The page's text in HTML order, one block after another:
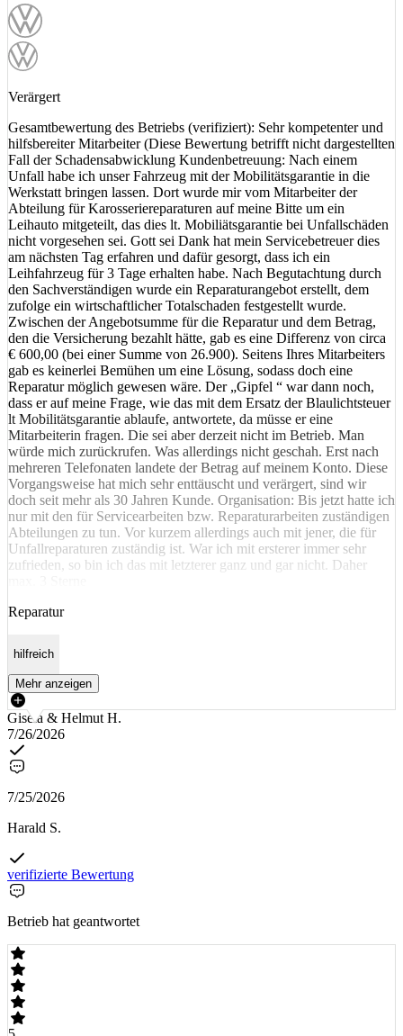
Verärgert
Gesamtbewertung des Betriebs (verifiziert): Sehr kompetenter und
hilfsbereiter Mitarbeiter (Diese Bewertung betrifft nicht dargestellten
Fall der Schadensabwicklung Kundenbetreuung: Nach einem
Unfall habe ich unser Fahrzeug mit der Mobilitätsgarantie in die
Werkstatt bringen lassen. Dort wurde mir vom Mitarbeiter der
Abteilung für Karosseriereparaturen auf meine Bitte um ein
Leihauto mitgeteilt, das dies lt. Mobiliätsgarantie bei Unfallschäden
nicht vorgesehen sei. Gott sei Dank hat mein Servicebetreuer dies
am nächsten Tag erfahren und dafür gesorgt, dass ich ein
Leihfahrzeug für 3 Tage erhalten habe. Nach Begutachtung durch
den Sachverständigen wurde ein Reparaturangebot erstellt, dem
zufolge ein wirtschaftlicher Totalschaden festgestellt wurde.
Zwischen der Angebotsumme für die Reparatur und dem Betrag,
den die Versicherung bezahlt hätte, gab es eine Differenz von circa
€ 600,00 (bei einer Summe von 26.900). Seitens Ihres Mitarbeiters
gab es keinerlei Bemühen um eine Lösung, sodass doch eine
Reparatur möglich gewesen wäre. Der „Gipfel “ war dann noch,
dass er auf meine Frage, wie das mit dem Ersatz der Blaulichtsteuer
lt Mobilitätsgarantie ablaufe, antwortete, da müsse er eine
Mitarbeiterin fragen. Die sei aber derzeit nicht im Betrieb. Man
würde mich zurückrufen. Was allerdings nicht geschah. Erst nach
mehreren Telefonaten landete der Betrag auf meinem Konto. Diese
Vorgangsweise hat mich sehr enttäuscht und verärgert, sind wir
doch seit mehr als 30 Jahren Kunde. Organisation: Bis jetzt hatte ich
nur mit den für Servicearbeiten bzw. Reparaturarbeiten zuständigen
Abteilungen zu tun. Vor kurzem allerdings auch mit jener, die für
Unfallreparaturen zuständig ist. War ich mit ersterer immer sehr
zufrieden, so bin ich das mit letzterer ganz und gar nicht. Daher
Reparatur
hilfreich
Mehr anzeigen
Gisela & Helmut H.
7/26/2026
7/25/2026
Harald S.
verifizierte Bewertung
Betrieb hat geantwortet